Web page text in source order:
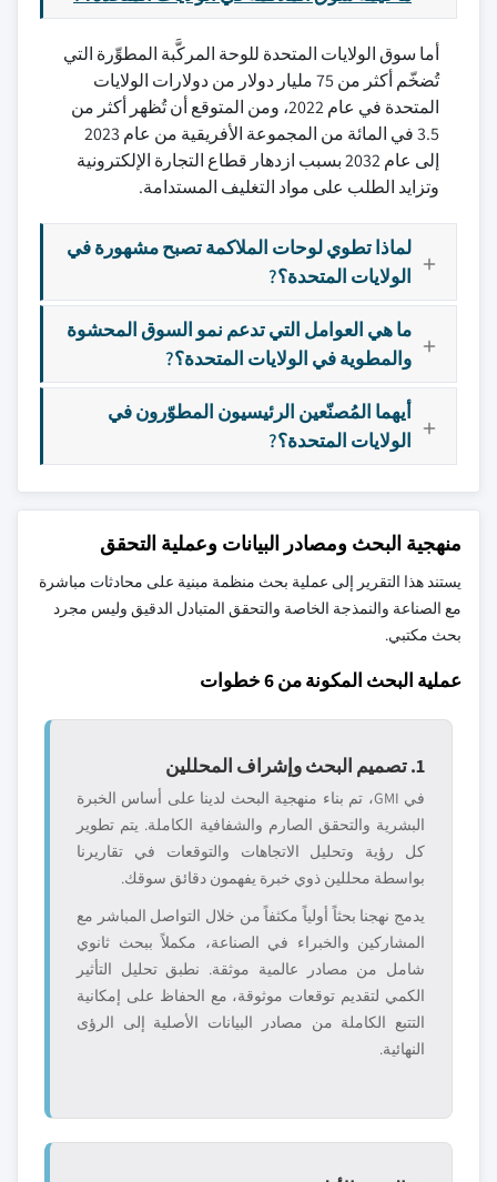
أما سوق الولايات المتحدة للوحة المركَّبة المطوِّرة التي
تُضخّم أكثر من 75 مليار دولار من دولارات الولايات
المتحدة في عام 2022، ومن المتوقع أن تُظهر أكثر من
3.5 في المائة من المجموعة الأفريقية من عام 2023
إلى عام 2032 بسبب ازدهار قطاع التجارة الإلكترونية
وتزايد الطلب على مواد التغليف المستدامة.
لماذا تطوي لوحات الملاكمة تصبح مشهورة في
الولايات المتحدة؟?
ما هي العوامل التي تدعم نمو السوق المحشوة
والمطوية في الولايات المتحدة؟?
أيهما المُصنّعين الرئيسيون المطوّرون في
الولايات المتحدة؟?
منهجية البحث ومصادر البيانات وعملية التحقق
يستند هذا التقرير إلى عملية بحث منظمة مبنية على محادثات مباشرة
مع الصناعة والنمذجة الخاصة والتحقق المتبادل الدقيق وليس مجرد
بحث مكتبي.
عملية البحث المكونة من 6 خطوات
1. تصميم البحث وإشراف المحللين
في GMI، تم بناء منهجية البحث لدينا على أساس الخبرة
البشرية والتحقق الصارم والشفافية الكاملة. يتم تطوير
كل رؤية وتحليل الاتجاهات والتوقعات في تقاريرنا
بواسطة محللين ذوي خبرة يفهمون دقائق سوقك.
يدمج نهجنا بحثاً أولياً مكثفاً من خلال التواصل المباشر مع
المشاركين والخبراء في الصناعة، مكملاً ببحث ثانوي
شامل من مصادر عالمية موثقة. نطبق تحليل التأثير
الكمي لتقديم توقعات موثوقة، مع الحفاظ على إمكانية
التتبع الكاملة من مصادر البيانات الأصلية إلى الرؤى
النهائية.